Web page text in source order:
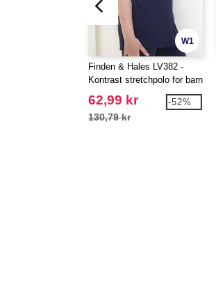
W1
Finden & Hales LV382 -
Kontrast stretchpolo for barn
62,99 kr
130,79 kr
-52%